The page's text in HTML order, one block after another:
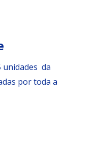
unidades da
por toda a